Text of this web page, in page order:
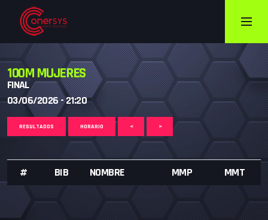
100M MUJERES
FINAL
03/06/2026 - 21:20
RESULTADOS HORARIO < >
# BIB NOMBRE MMP MMT